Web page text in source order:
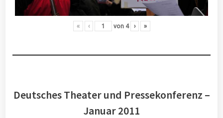
« ‹ von 4 › »
Deutsches Theater und Pressekonferenz –
Januar 2011